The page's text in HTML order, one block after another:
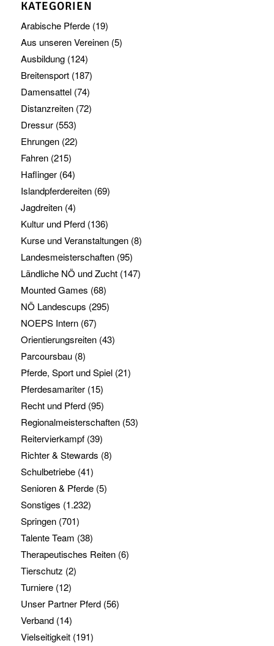
KATEGORIEN
Arabische Pferde(19)
Aus unseren Vereinen(5)
Ausbildung(124)
Breitensport(187)
Damensattel(74)
Distanzreiten(72)
Dressur(553)
Ehrungen(22)
Fahren(215)
Haflinger(64)
Islandpferdereiten(69)
Jagdreiten(4)
Kultur und Pferd(136)
Kurse und Veranstaltungen(8)
Landesmeisterschaften(95)
Ländliche NÖ und Zucht(147)
Mounted Games (68)
NÖ Landescups (295)
NOEPS Intern(67)
Orientierungsreiten(43)
Parcoursbau(8)
Pferde, Sport und Spiel(21)
Pferdesamariter(15)
Recht und Pferd(95)
Regionalmeisterschaften(53)
Reitervierkampf(39)
Richter & Stewards (8)
Schulbetriebe(41)
Senioren & Pferde(5)
Sonstiges (1.232)
Springen(701)
Talente Team (38)
Therapeutisches Reiten(6)
Tierschutz (2)
Turniere(12)
Unser Partner Pferd(56)
Verband(14)
Vielseitigkeit(191)